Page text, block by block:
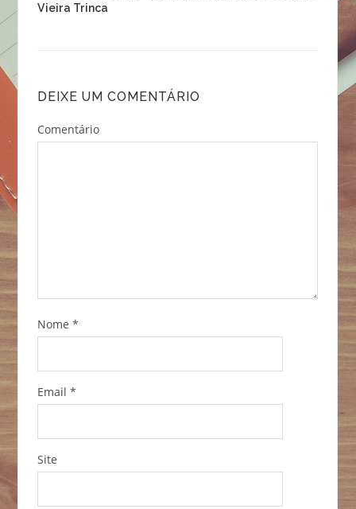
Vieira Trinca
DEIXE UM COMENTÁRIO
Comentário
Nome *
Email *
Site